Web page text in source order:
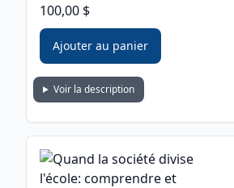
100,00 $
Ajouter au panier
Voir la description